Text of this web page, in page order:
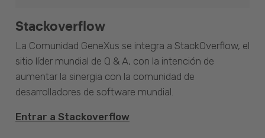
Stackoverflow
La Comunidad GeneXus se integra a StackOverflow, el
sitio líder mundial de Q & A, con la intención de
aumentar la sinergia con la comunidad de
desarrolladores de software mundial.
Entrar a Stackoverflow